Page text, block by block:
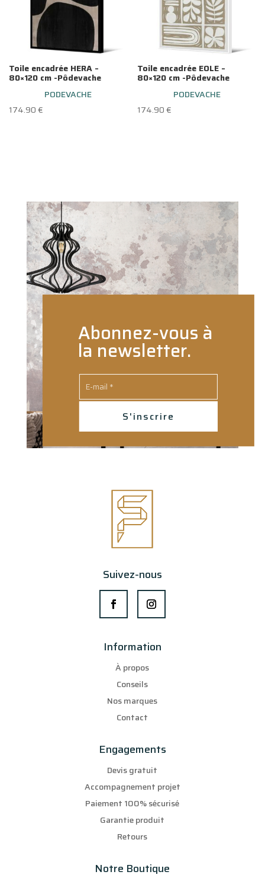
Toile encadrée HERA –
80×120 cm -Pôdevache
PODEVACHE
174.90€
Toile encadrée EOLE –
80×120 cm -Pôdevache
PODEVACHE
174.90€
Abonnez-vous à
la newsletter.
S'inscrire
Suivez-nous
Information
À propos
Conseils
Nos marques
Contact
Engagements
Devis gratuit
Accompagnement projet
Paiement 100% sécurisé
Garantie produit
Retours
Notre Boutique